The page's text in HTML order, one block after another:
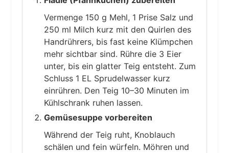
Vermenge 150 g Mehl, 1 Prise Salz und
250 ml Milch kurz mit den Quirlen des
Handrührers, bis fast keine Klümpchen
mehr sichtbar sind. Rühre die 3 Eier
unter, bis ein glatter Teig entsteht. Zum
Schluss 1 EL Sprudelwasser kurz
einrühren. Den Teig 10–30 Minuten im
Kühlschrank ruhen lassen.
Gemüsesuppe vorbereiten
Während der Teig ruht, Knoblauch
schälen und fein würfeln. Möhren und